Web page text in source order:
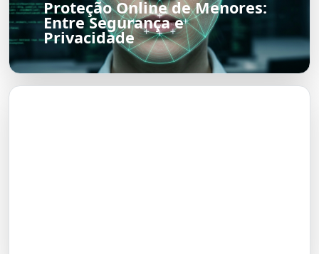
Proteção Online de Menores:
Entre Segurança e
Privacidade